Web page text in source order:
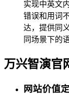
实现中英文
错误和用词
达，提供同
同场景下的
万兴智演官
网站价值